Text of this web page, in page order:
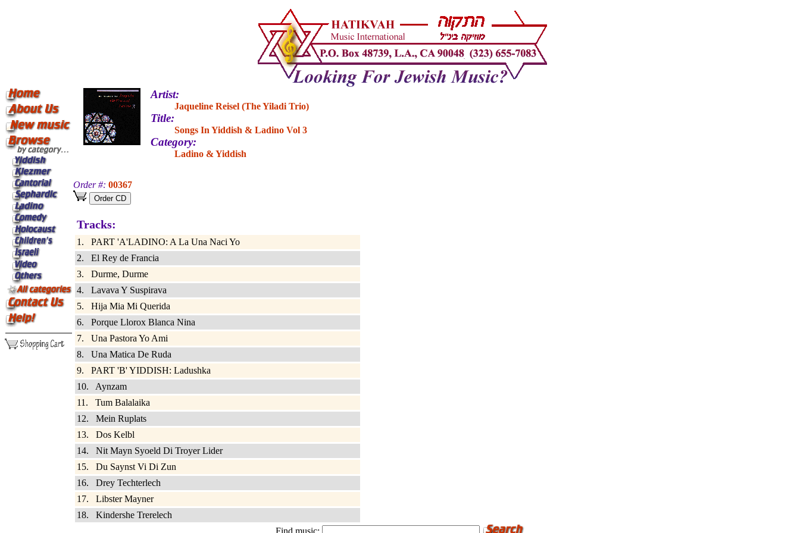
Artist:
Jaqueline Reisel (The Yiladi Trio)
Title:
Songs In Yiddish & Ladino Vol 3
Category:
Ladino & Yiddish
Order #: 00367
Tracks:
1. PART 'A'LADINO: A La Una Naci Yo
2. El Rey de Francia
3. Durme, Durme
4. Lavava Y Suspirava
5. Hija Mia Mi Querida
6. Porque Llorox Blanca Nina
7. Una Pastora Yo Ami
8. Una Matica De Ruda
9. PART 'B' YIDDISH: Ladushka
10. Aynzam
11. Tum Balalaika
12. Mein Ruplats
13. Dos Kelbl
14. Nit Mayn Syoeld Di Troyer Lider
15. Du Saynst Vi Di Zun
16. Drey Techterlech
17. Libster Mayner
18. Kindershe Trerelech
Find music: